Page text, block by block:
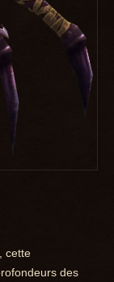
cette
des